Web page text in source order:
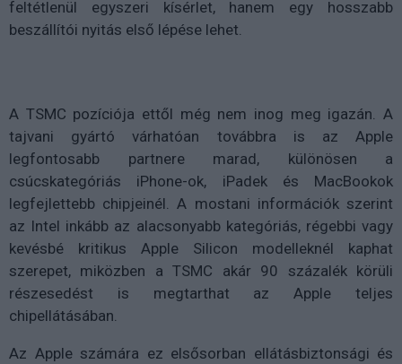
feltétlenül egyszeri kísérlet, hanem egy hosszabb
beszállítói nyitás első lépése lehet.
A TSMC pozíciója ettől még nem inog meg igazán. A
tajvani gyártó várhatóan továbbra is az Apple
legfontosabb partnere marad, különösen a
csúcskategóriás iPhone-ok, iPadek és MacBookok
legfejlettebb chipjeinél. A mostani információk szerint
az Intel inkább az alacsonyabb kategóriás, régebbi vagy
kevésbé kritikus Apple Silicon modelleknél kaphat
szerepet, miközben a TSMC akár 90 százalék körüli
részesedést is megtarthat az Apple teljes
chipellátásában.
Az Apple számára ez elsősorban ellátásbiztonsági és